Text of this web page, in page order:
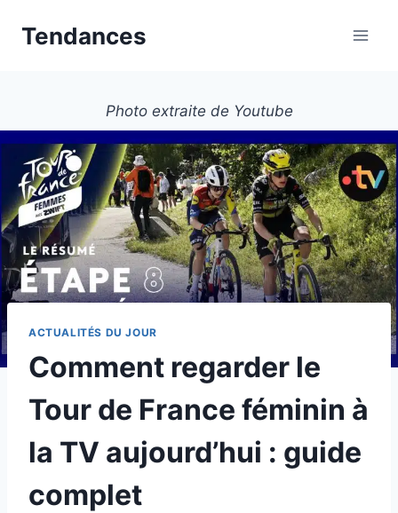
Tendances
Photo extraite de Youtube
ACTUALITÉS DU JOUR
Comment regarder le
Tour de France féminin à
la TV aujourd’hui : guide
complet